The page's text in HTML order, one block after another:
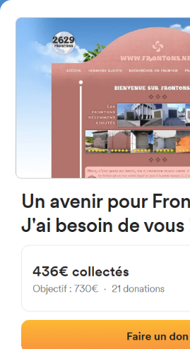
RECHERCHER UN
PROPOSER UN
4867
frontons
47318 Mélida,
Calle Santa
Trinquet